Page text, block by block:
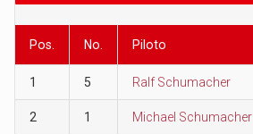
Pos. No. Piloto
1 5 Ralf Schumacher
2 1 Michael Schumacher